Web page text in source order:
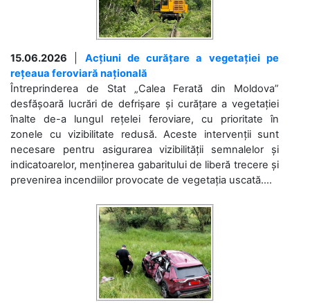
15.06.2026
Acțiuni de curățare a vegetației pe
rețeaua feroviară națională
Întreprinderea de Stat „Calea Ferată din Moldova”
desfășoară lucrări de defrișare și curățare a vegetației
înalte de-a lungul rețelei feroviare, cu prioritate în
zonele cu vizibilitate redusă. Aceste intervenții sunt
necesare pentru asigurarea vizibilității semnalelor și
indicatoarelor, menținerea gabaritului de liberă trecere și
prevenirea incendiilor provocate de vegetația uscată....